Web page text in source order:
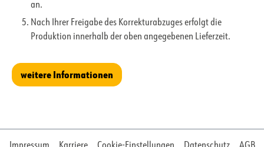
an.
Nach Ihrer Freigabe des Korrekturabzuges erfolgt die
Produktion innerhalb der oben angegebenen Lieferzeit.
weitere Informationen